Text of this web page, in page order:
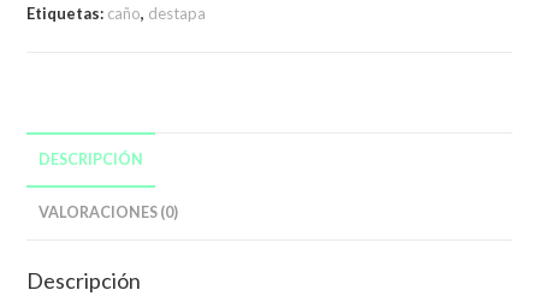
Etiquetas: caño, destapa
DESCRIPCIÓN
VALORACIONES (0)
Descripción